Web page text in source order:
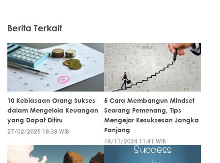
Berita Terkait
10 Kebiasaan Orang Sukses
dalam Mengelola Keuangan
yang Dapat Ditiru
27/02/2025 18:38 WIB
5 Cara Membangun Mindset
Seorang Pemenang, Tips
Mengejar Kesuksesan Jangka
Panjang
18/11/2024 11:41 WIB